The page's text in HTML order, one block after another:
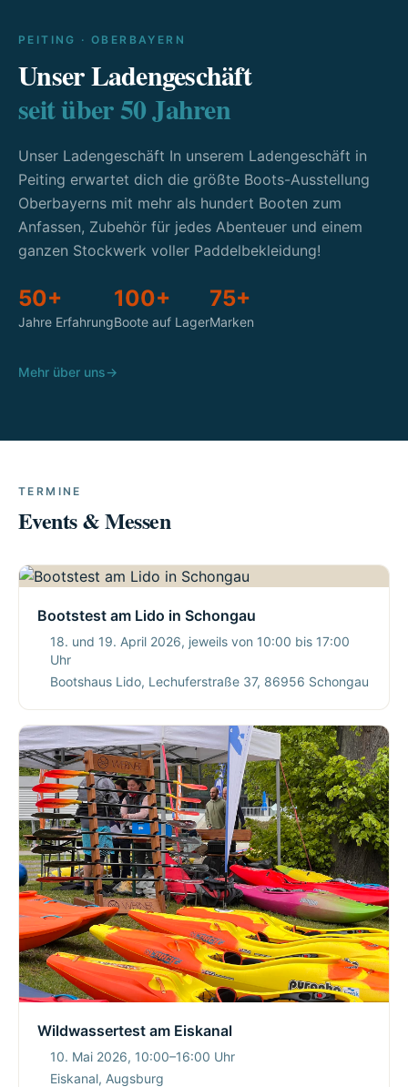
PEITING · OBERBAYERN
Unser Ladengeschäft
seit über 50 Jahren
Unser Ladengeschäft In unserem Ladengeschäft in
Peiting erwartet dich die größte Boots-Ausstellung
Oberbayerns mit mehr als hundert Booten zum
Anfassen, Zubehör für jedes Abenteuer und einem
ganzen Stockwerk voller Paddelbekleidung!
50+
Jahre Erfahrung
100+
Boote auf Lager
75+
Marken
Mehr über uns→
TERMINE
Events & Messen
Bootstest am Lido in Schongau
18. und 19. April 2026, jeweils von 10:00 bis 17:00
Uhr
Bootshaus Lido, Lechuferstraße 37, 86956 Schongau
Wildwassertest am Eiskanal
10. Mai 2026, 10:00–16:00 Uhr
Eiskanal, Augsburg